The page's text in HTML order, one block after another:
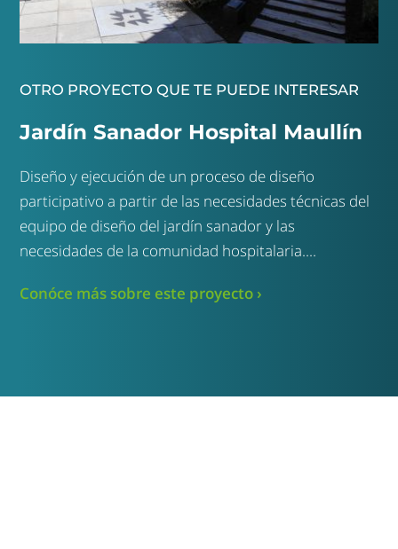
OTRO PROYECTO QUE TE PUEDE INTERESAR
Jardín Sanador Hospital Maullín
Diseño y ejecución de un proceso de diseño
participativo a partir de las necesidades técnicas del
equipo de diseño del jardín sanador y las
necesidades de la comunidad hospitalaria....
Conóce más sobre este proyecto ›